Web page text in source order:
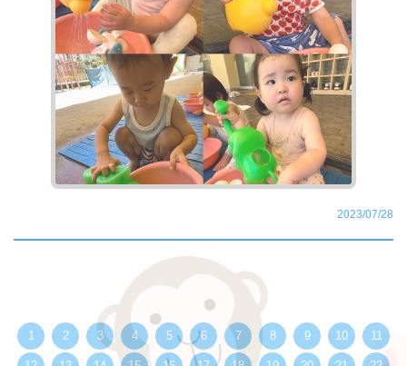
2023/07/28
1 2 3 4 5 6 7 8 9 10 11